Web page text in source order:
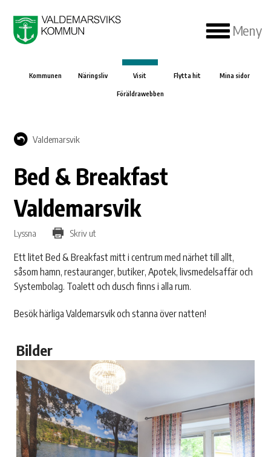
Meny
Kommunen Näringsliv Visit Flytta hit Mina sidor
Föräldrawebben
Valdemarsvik
Bed & Breakfast
Valdemarsvik
Lyssna Skriv ut
Ett litet Bed & Breakfast mitt i centrum med närhet till allt,
såsom hamn, restauranger, butiker, Apotek, livsmedelsaffär och
Systembolag. Toalett och dusch finns i alla rum.
Besök härliga Valdemarsvik och stanna över natten!
Bilder